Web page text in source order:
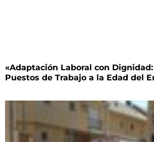
«Adaptación Laboral con
Puestos de Trabajo a la Edad del